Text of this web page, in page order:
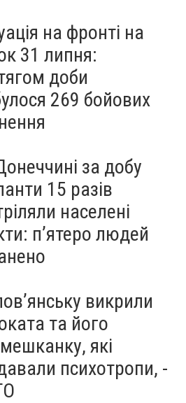
на фронті на
31 липня:
доби
269 бойових
за добу
15 разів
населені
пʼятеро людей
викрили
та його
які
психотропи, -